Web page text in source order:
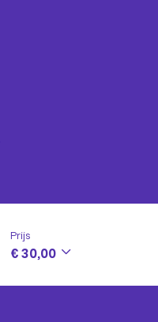
Prijs
€ 30,00